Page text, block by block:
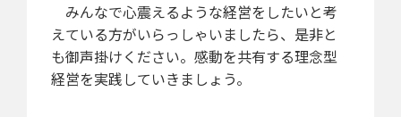
みんなで心震えるような経営をしたいと考
えている方がいらっしゃいましたら、是非と
も御声掛けください。感動を共有する理念型
経営を実践していきましょう。